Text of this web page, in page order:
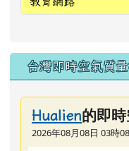
台灣即時空氣質量
Hualien的即
2026年08月08日 03時